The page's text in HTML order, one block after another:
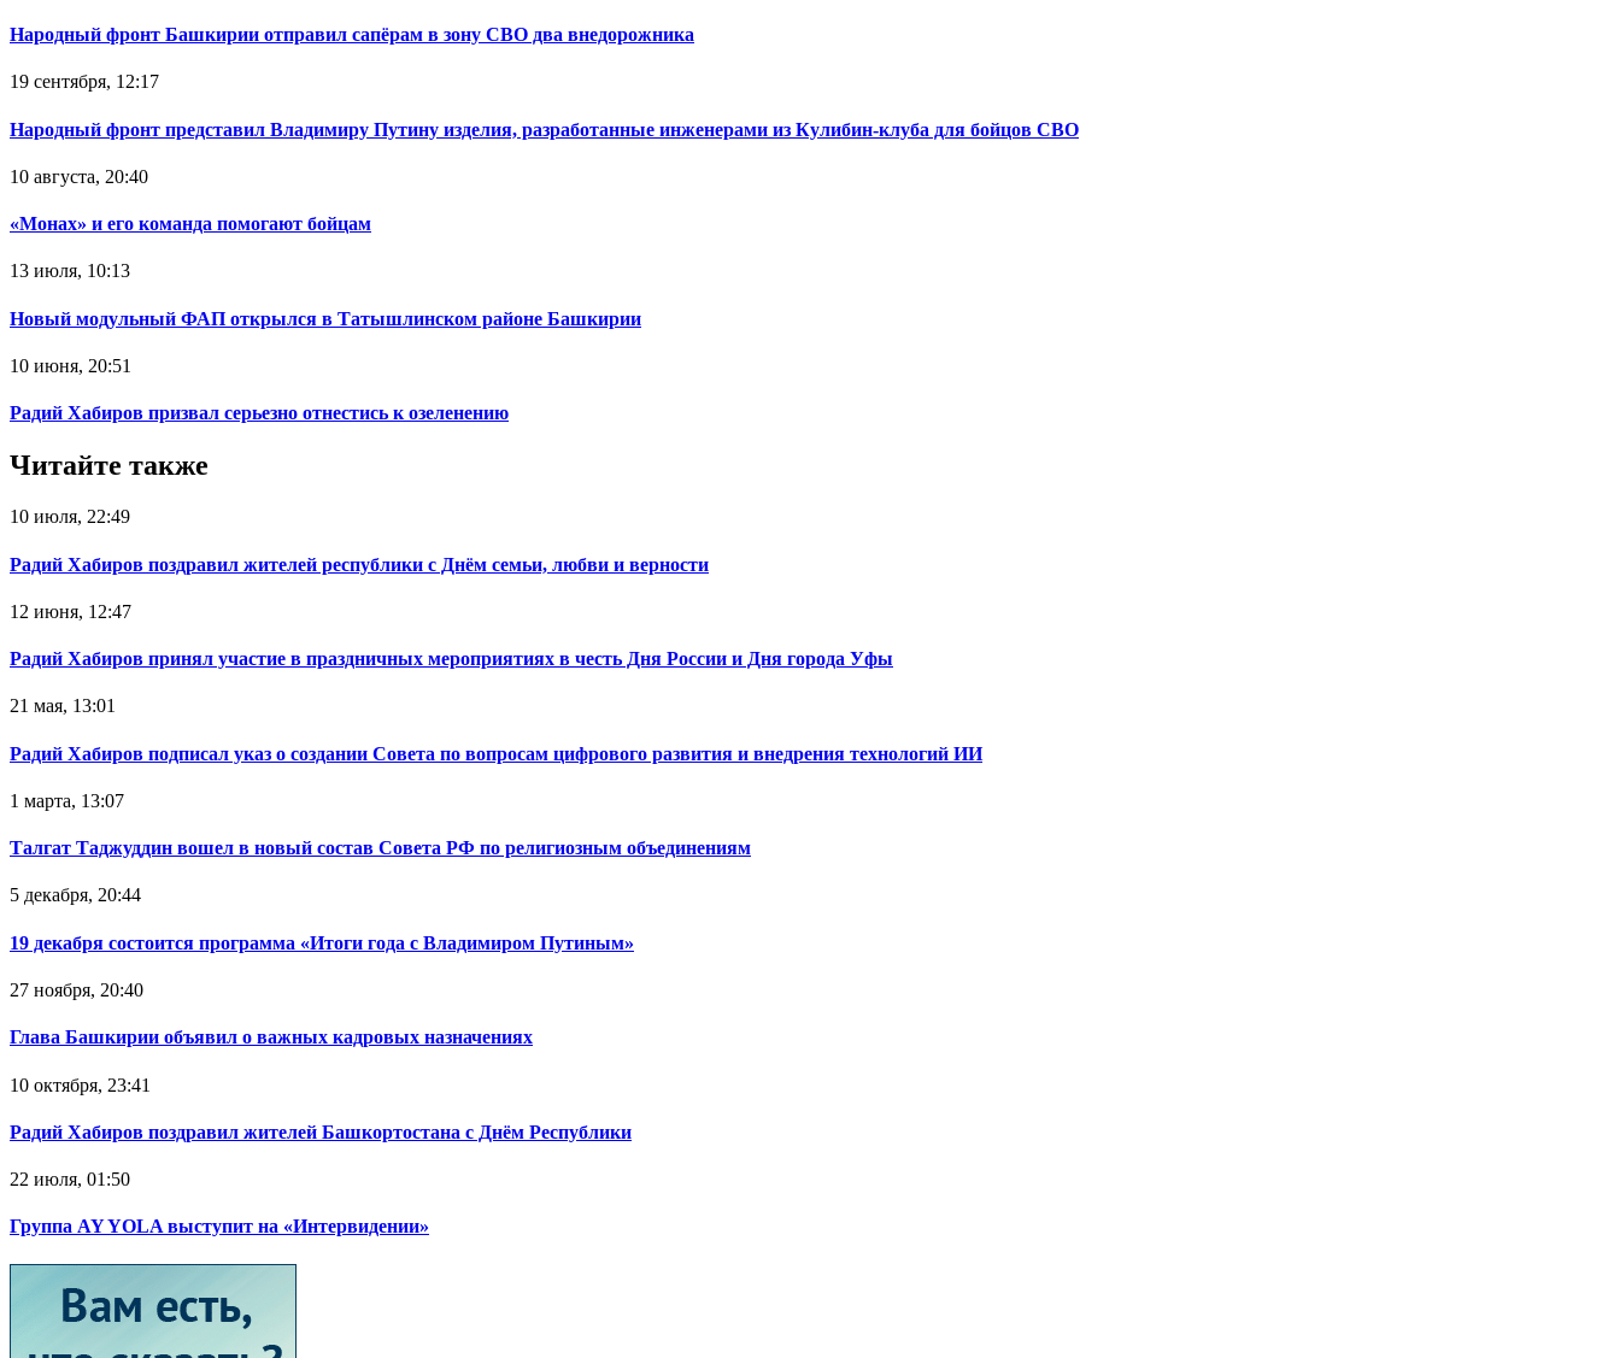
Народный фронт Башкирии отправил сапёрам в зону СВО два внедорожника
19 сентября, 12:17
Народный фронт представил Владимиру Путину изделия, разработанные инженерами из Кулибин-клуба для бойцов СВО
10 августа, 20:40
«Монах» и его команда помогают бойцам
13 июля, 10:13
Новый модульный ФАП открылся в Татышлинском районе Башкирии
10 июня, 20:51
Радий Хабиров призвал серьезно отнестись к озеленению
Читайте также
10 июля, 22:49
Радий Хабиров поздравил жителей республики с Днём семьи, любви и верности
12 июня, 12:47
Радий Хабиров принял участие в праздничных мероприятиях в честь Дня России и Дня города Уфы
21 мая, 13:01
Радий Хабиров подписал указ о создании Совета по вопросам цифрового развития и внедрения технологий ИИ
1 марта, 13:07
Талгат Таджуддин вошел в новый состав Совета РФ по религиозным объединениям
5 декабря, 20:44
19 декабря состоится программа «Итоги года с Владимиром Путиным»
27 ноября, 20:40
Глава Башкирии объявил о важных кадровых назначениях
10 октября, 23:41
Радий Хабиров поздравил жителей Башкортостана с Днём Республики
22 июля, 01:50
Группа AY YOLA выступит на «Интервидении»